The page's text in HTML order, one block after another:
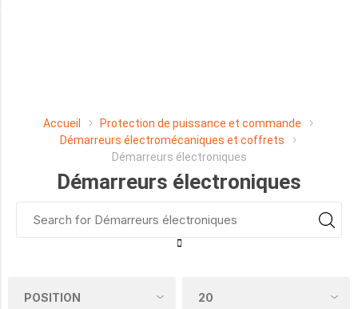
Accueil
Protection de puissance et commande
Démarreurs électromécaniques et coffrets
Démarreurs électroniques
Démarreurs électroniques
SpA
PHASE
(4)